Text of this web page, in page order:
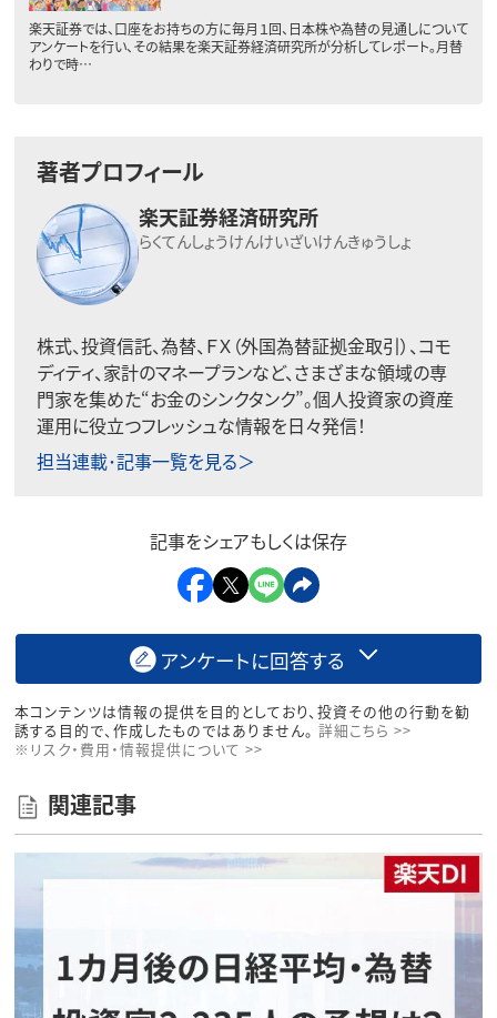
楽天証券では、口座をお持ちの方に毎月１回、日本株や為替の見通しについて
アンケートを行い、その結果を楽天証券経済研究所が分析してレポート。月替
わりで時…
著者プロフィール
楽天証券経済研究所
らくてんしょうけんけいざいけんきゅうしょ
株式、投資信託、為替、ＦＸ（外国為替証拠金取引）、コモ
ディティ、家計のマネープランなど、さまざまな領域の専
門家を集めた“お金のシンクタンク”。個人投資家の資産
運用に役立つフレッシュな情報を日々発信！
担当連載･記事一覧を見る＞
記事をシェアもしくは保存
アンケートに回答する
本コンテンツは情報の提供を目的としており、投資その他の行動を勧
誘する目的で、作成したものではありません。 詳細こちら >>
※リスク・費用・情報提供について >>
関連記事